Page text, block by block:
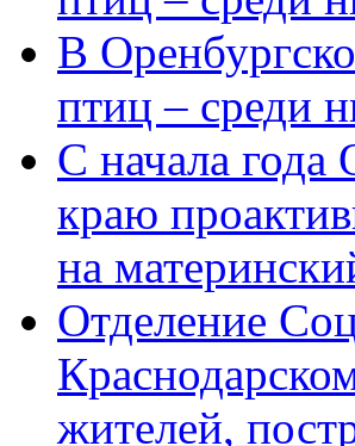
В
птиц – среди
С начала
краю
на
Отделение
жителей,